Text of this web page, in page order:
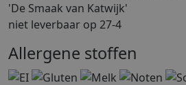
'De Smaak van Katwijk'
niet leverbaar op 27-4
Allergene stoffen